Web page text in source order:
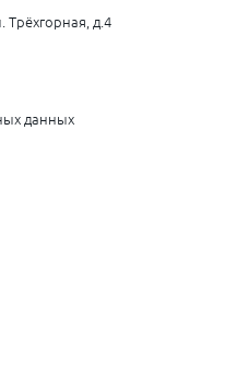
область
Трёхгорная, д.4
данных